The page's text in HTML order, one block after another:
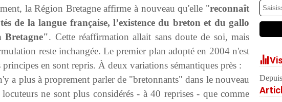
la Région Bretagne affirme à nouveau qu'elle "reconnaît
de la langue française, l’existence du breton et du gallo
Bretagne". Cette réaffirmation allait sans doute de soi, mais
reste inchangée. Le premier plan adopté en 2004 n'est
principes en sont repris. À deux variations sémantiques près :
a plus à proprement parler de "bretonnants" dans le nouveau
ne sont plus considérés - à 40 reprises - que comme